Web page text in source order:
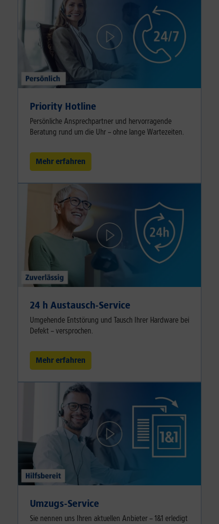
Priority Hotline
Persönliche Ansprechpartner und hervorragende
Beratung rund um die Uhr – ohne lange Wartezeiten.
Mehr erfahren
24 h Austausch-Service
Umgehende Entstörung und Tausch Ihrer Hardware bei
Defekt – versprochen.
Mehr erfahren
Umzugs-Service
Sie nennen uns Ihren aktuellen Anbieter – 1&1 erledigt